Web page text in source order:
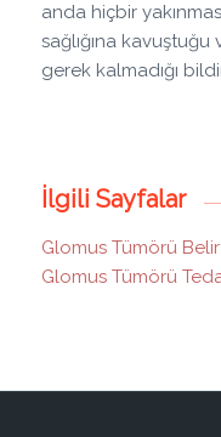
anda hiçbir
sağlığına
gerek kalmadığı
İlgili Sayfalar
Glomus Tümörü
Glomus Tümörü